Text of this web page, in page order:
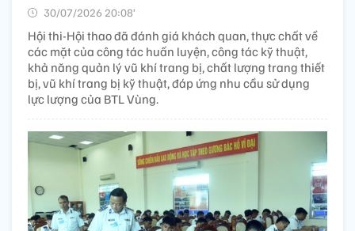
30/07/2026 20:08’
Hội thi-Hội thao đã đánh giá khách quan, thực chất về
các mặt của công tác huấn luyện, công tác kỹ thuật,
khả năng quản lý vũ khí trang bị, chất lượng trang thiết
bị, vũ khí trang bị kỹ thuật, đáp ứng nhu cầu sử dụng
lực lượng của BTL Vùng.